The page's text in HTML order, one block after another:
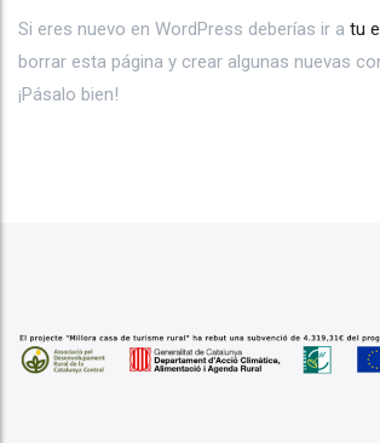
Si eres nuevo en WordPress deberías ir a tu
borrar esta página y crear algunas nuevas
¡Pásalo bien!